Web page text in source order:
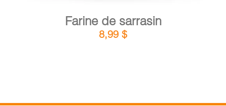
Farine de sarrasin
8,99 $